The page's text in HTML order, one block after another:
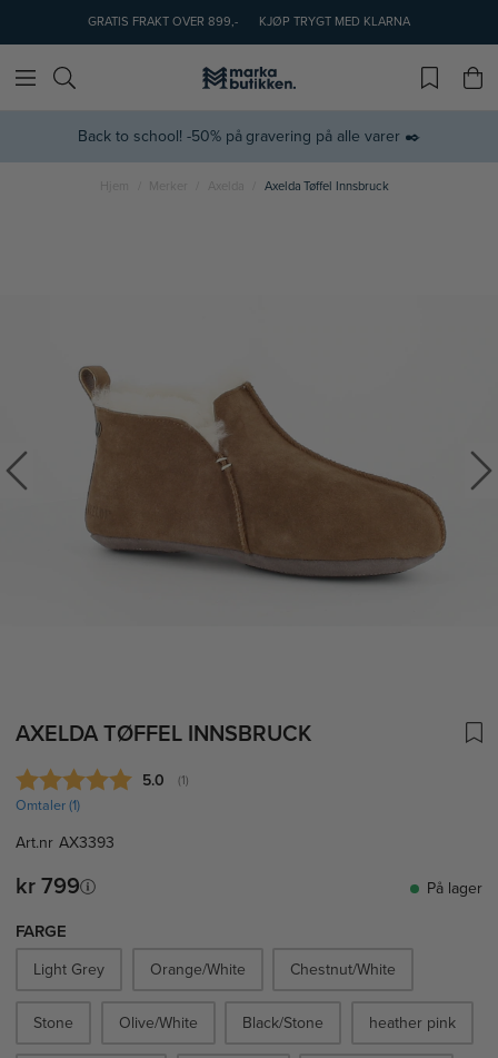
GRATIS FRAKT OVER 899,- KJØP TRYGT MED KLARNA
Back to school! -50% på gravering på alle varer ✒️
Hjem Merker Axelda Axelda Tøffel Innsbruck
AXELDA TØFFEL INNSBRUCK
Gjennomsnittskarakter:
5.0 (stemmer:
1)
Omtaler (1)
Art.nr AX3393
kr 799 På lager
FARGE
Light Grey Orange/White Chestnut/White
Stone Olive/White Black/Stone heather pink